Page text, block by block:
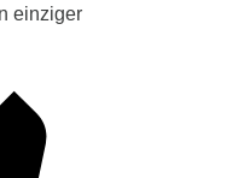
einziger